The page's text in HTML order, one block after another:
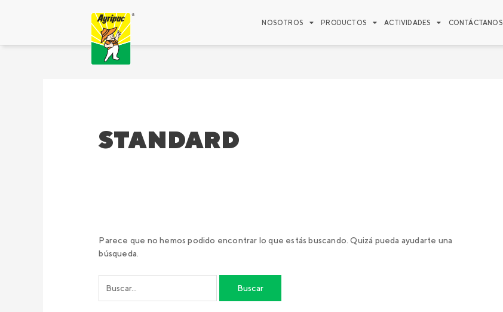
NOSOTROS PRODUCTOS ACTIVIDADES CONTÁCTANOS
STANDARD
Parece que no hemos podido encontrar lo que estás buscando. Quizá pueda ayudarte una
búsqueda.
por: